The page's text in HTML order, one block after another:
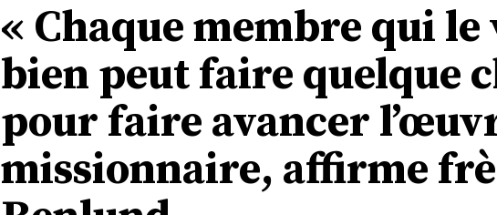
« Chaque membre qui le
bien peut faire quelque
pour faire avancer
missionnaire, affirme